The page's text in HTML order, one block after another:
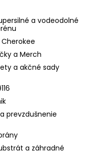
a vodeodolné
a Merch
a akčné sady
prevzdušnenie
a záhradné